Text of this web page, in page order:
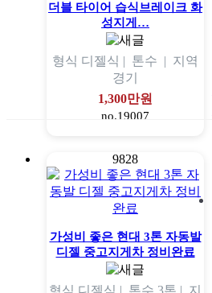
더블 타이어 습식브레이크 화
성지게…
형식 디젤식 | 톤수 | 지역
경기
1,300만원
no.19007
9828
가성비 좋은 현대 3톤 자동발
디젤 중고지게차 정비완료